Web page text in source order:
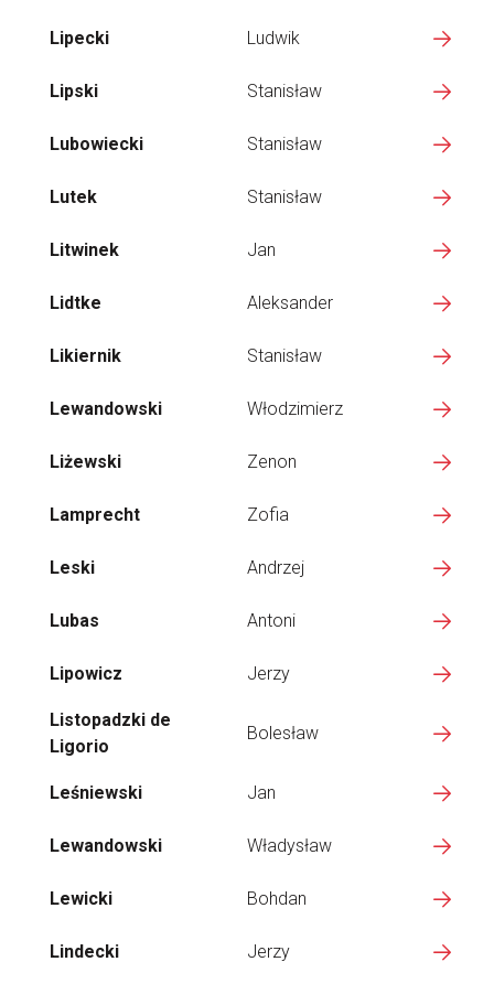
Lipecki Ludwik
Lipski Stanisław
Lubowiecki Stanisław
Lutek Stanisław
Litwinek Jan
Lidtke Aleksander
Likiernik Stanisław
Lewandowski Włodzimierz
Liżewski Zenon
Lamprecht Zofia
Leski Andrzej
Lubas Antoni
Lipowicz Jerzy
Listopadzki de
Ligorio
Bolesław
Leśniewski Jan
Lewandowski Władysław
Lewicki Bohdan
Lindecki Jerzy